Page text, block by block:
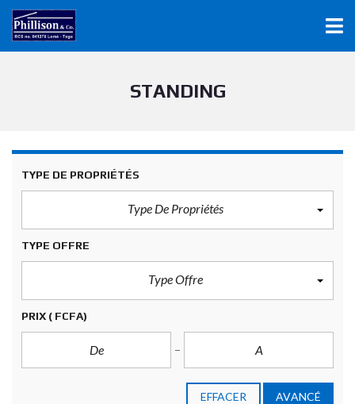
STANDING
TYPE DE PROPRIÉTÉS
Type De Propriétés
TYPE OFFRE
Type Offre
PRIX ( FCFA)
EFFACER AVANCÉ